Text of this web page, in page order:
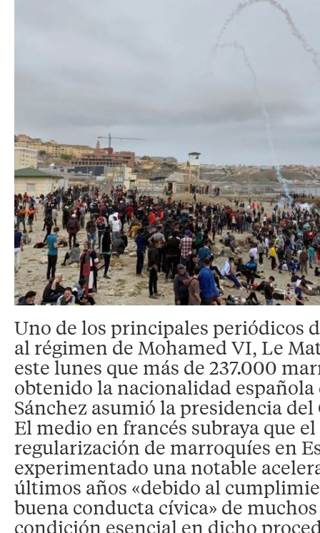
Uno de los principales periódicos
al régimen de Mohamed VI, Le
este lunes que más de 237.000
obtenido la nacionalidad española
Sánchez asumió la presidencia del
El medio en francés subraya que
regularización de marroquíes en
experimentado una notable
últimos años «debido al
buena conducta cívica» de
condición esencial en dicho